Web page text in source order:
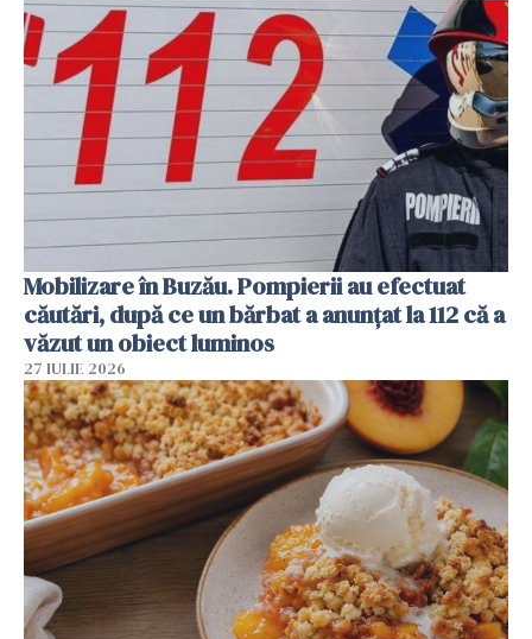
Mobilizare în Buzău. Pompierii au efectuat
căutări, după ce un bărbat a anunțat la 112 că a
văzut un obiect luminos
27 IULIE 2026